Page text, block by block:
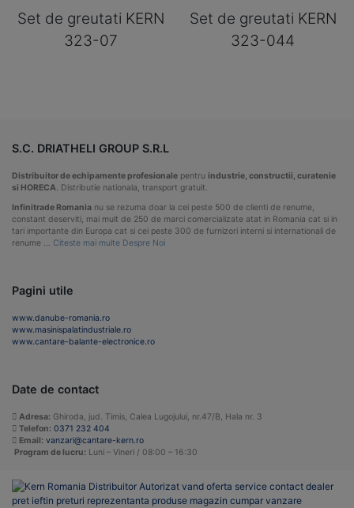
Set de greutati KERN
323-07
Set de greutati KERN
323-044
S.C. DRIATHELI GROUP S.R.L
Distribuitor de echipamente profesionale pentru industrie, constructii, curatenie
si HORECA. Distributie nationala, transport gratuit.
Infinitrade Romania nu se rezuma doar la cei peste 500 de clienti de renume,
constant deserviti, mai mult de 250 de marci comercializate atat in Romania cat si in
tari importante din Europa cat si cei peste 300 de furnizori interni si internationali de
renume … Citeste mai multe Despre Noi
Pagini utile
www.danube-romania.ro
www.masinispalatindustriale.ro
www.cantare-balante-electronice.ro
Date de contact
Adresa: Ghiroda, jud. Timis, Calea Lugojului, nr.47/B, Hala nr. 3
Telefon: 0371 232 404
Email: vanzari@cantare-kern.ro
Program de lucru: Luni – Vineri / 08:00 – 16:30